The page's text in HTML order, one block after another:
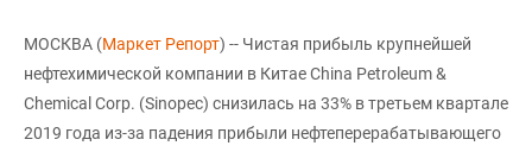
МОСКВА (Маркет Репорт) -- Чистая прибыль крупнейшей
нефтехимической компании в Китае China Petroleum &
Chemical Corp. (Sinopec) снизилась на 33% в третьем квартале
2019 года из-за падения прибыли нефтеперерабатывающего